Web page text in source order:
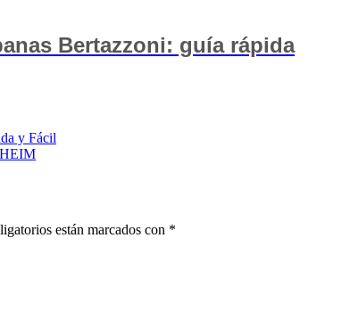
Bertazzoni: guía rápida
y Fácil
están marcados con *